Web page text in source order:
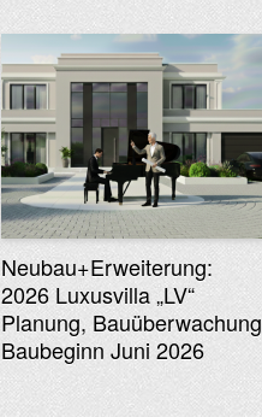
Neubau+Erweiterung:
2026 Luxusvilla „LV“
Planung, Bauüberwachung
Baubeginn Juni 2026